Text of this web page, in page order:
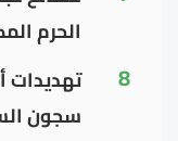
الحرم
8
تهديدات
سجون